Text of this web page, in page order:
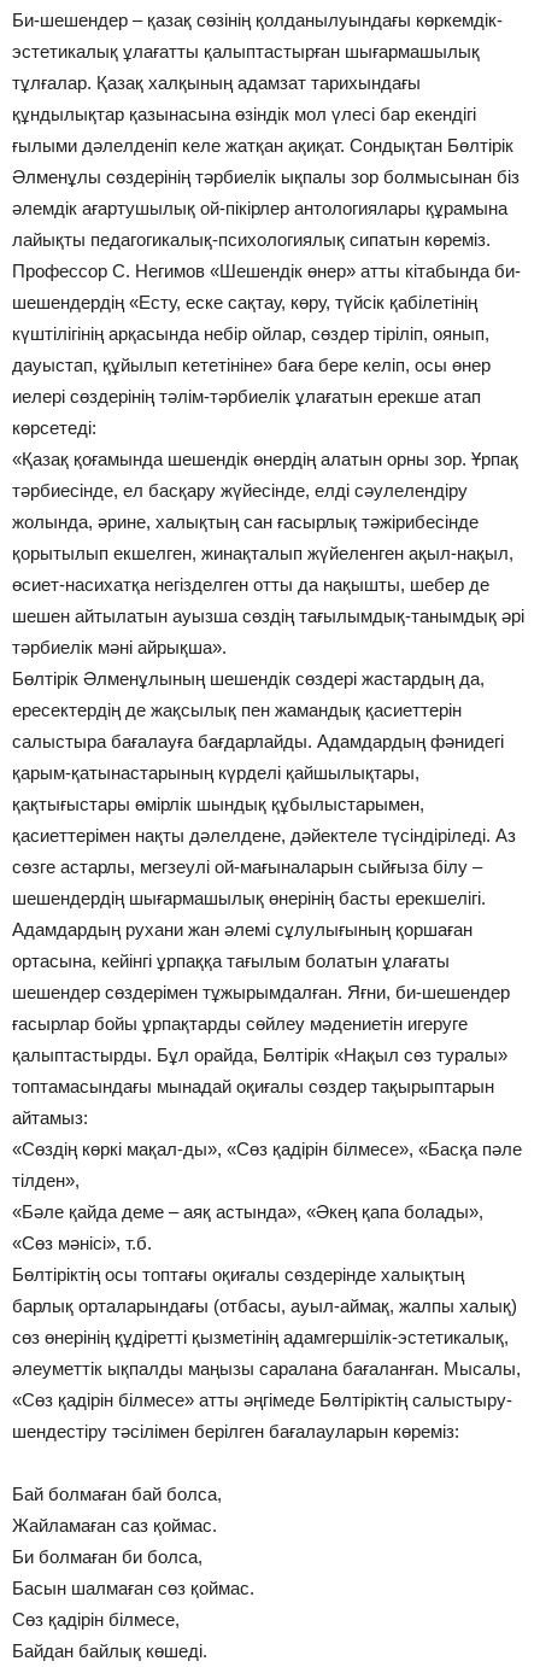
Би-шешендер – қазақ сөзінің қолданылуындағы көркемдік-
эстетикалық ұлағатты қалыптастырған шығармашылық
тұлғалар. Қазақ халқының адамзат тарихындағы
құндылықтар қазынасына өзіндік мол үлесі бар екендігі
ғылыми дәлелденіп келе жатқан ақиқат. Сондықтан Бөлтірік
Әлменұлы сөздерінің тәрбиелік ықпалы зор болмысынан біз
әлемдік ағартушылық ой-пікірлер антологиялары құрамына
лайықты педагогикалық-психологиялық сипатын көреміз.
Профессор С. Негимов «Шешендік өнер» атты кітабында би-
шешендердің «Есту, еске сақтау, көру, түйсік қабілетінің
күштілігінің арқасында небір ойлар, сөздер тіріліп, оянып,
дауыстап, құйылып кететініне» баға бере келіп, осы өнер
иелері сөздерінің тәлім-тәрбиелік ұлағатын ерекше атап
көрсетеді:
«Қазақ қоғамында шешендік өнердің алатын орны зор. Ұрпақ
тәрбиесінде, ел басқару жүйесінде, елді сәулелендіру
жолында, әрине, халықтың сан ғасырлық тәжірибесінде
қорытылып екшелген, жинақталып жүйеленген ақыл-нақыл,
өсиет-насихатқа негізделген отты да нақышты, шебер де
шешен айтылатын ауызша сөздің тағылымдық-танымдық әрі
тәрбиелік мәні айрықша».
Бөлтірік Әлменұлының шешендік сөздері жастардың да,
ересектердің де жақсылық пен жамандық қасиеттерін
салыстыра бағалауға бағдарлайды. Адамдардың фәнидегі
қарым-қатынастарының күрделі қайшылықтары,
қақтығыстары өмірлік шындық құбылыстарымен,
қасиеттерімен нақты дәлелдене, дәйектеле түсіндіріледі. Аз
сөзге астарлы, мегзеулі ой-мағыналарын сыйғыза білу –
шешендердің шығармашылық өнерінің басты ерекшелігі.
Адамдардың рухани жан әлемі сұлулығының қоршаған
ортасына, кейінгі ұрпаққа тағылым болатын ұлағаты
шешендер сөздерімен тұжырымдалған. Яғни, би-шешендер
ғасырлар бойы ұрпақтарды сөйлеу мәдениетін игеруге
қалыптастырды. Бұл орайда, Бөлтірік «Нақыл сөз туралы»
топтамасындағы мынадай оқиғалы сөздер тақырыптарын
айтамыз:
«Сөздің көркі мақал-ды», «Сөз қадірін білмесе», «Басқа пәле
тілден»,
«Бәле қайда деме – аяқ астында», «Әкең қапа болады»,
«Сөз мәнісі», т.б.
Бөлтіріктің осы топтағы оқиғалы сөздерінде халықтың
барлық орталарындағы (отбасы, ауыл-аймақ, жалпы халық)
сөз өнерінің құдіретті қызметінің адамгершілік-эстетикалық,
әлеуметтік ықпалды маңызы саралана бағаланған. Мысалы,
«Сөз қадірін білмесе» атты әңгімеде Бөлтіріктің салыстыру-
шендестіру тәсілімен берілген бағалауларын көреміз:
Бай болмаған бай болса,
Жайламаған саз қоймас.
Би болмаған би болса,
Басын шалмаған сөз қоймас.
Сөз қадірін білмесе,
Байдан байлық көшеді.